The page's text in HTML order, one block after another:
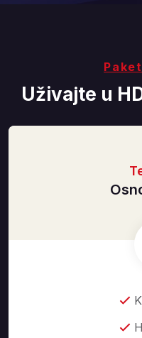
Uživajte u